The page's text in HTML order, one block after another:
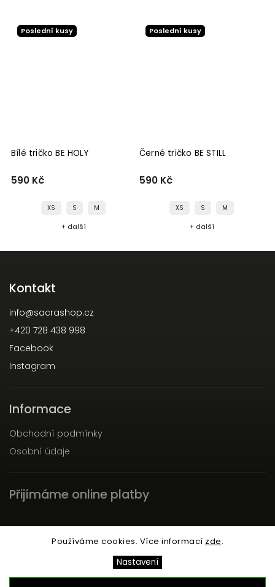
Používáme cookies. Více informací zde.
Nastavení
Poslední kusy
Bílé tričko BE HOLY
590 Kč
XS S M
+ další
Poslední kusy
Černé tričko BE STILL
590 Kč
XS S M
+ další
Kontakt
info@sacrashop.cz
+420 728 438 998
Facebook
Instagram
Informace
Obchodní podmínky
Osobní údaje
Přijímáme online platby
SACRA. Všechna práva vyhrazena.